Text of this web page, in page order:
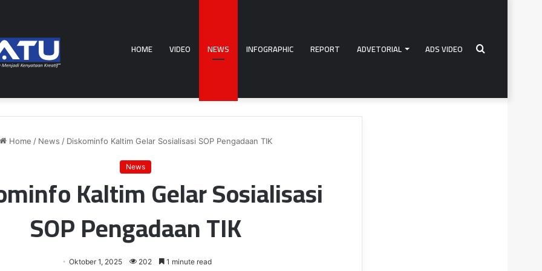
HOME VIDEO NEWS INFOGRAPHIC REPORT ADVETORIAL ADS VIDEO Search
Home / News / Diskominfo Kaltim Gelar Sosialisasi SOP Pengadaan TIK
News
Kaltim Gelar Sosialisasi
SOP Pengadaan TIK
Oktober 1, 2025 202 1 minute read